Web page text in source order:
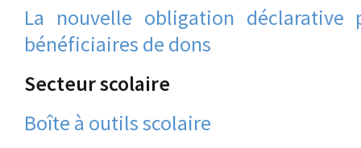
La nouvelle obligation déclarative
bénéficiaires de dons
Secteur scolaire
Boîte à outils scolaire